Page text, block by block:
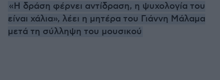
«Η δράση φέρνει αντίδραση, η ψυχολογία του
είναι χάλια», λέει η μητέρα του Γιάννη Μάλαμα
μετά τη σύλληψη του μουσικού